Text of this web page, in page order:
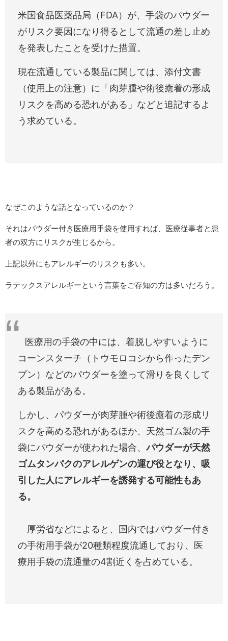
米国食品医薬品局（FDA）が、手袋のパウダー
がリスク要因になり得るとして流通の差し止め
を発表したことを受けた措置。
現在流通している製品に関しては、添付文書
（使用上の注意）に「肉芽腫や術後癒着の形成
リスクを高める恐れがある」などと追記するよ
う求めている。
なぜこのような話となっているのか？
それはパウダー付き医療用手袋を使用すれば、医療従事者と患
者の双方にリスクが生じるから。
上記以外にもアレルギーのリスクも多い。
ラテックスアレルギーという言葉をご存知の方は多いだろう。
医療用の手袋の中には、着脱しやすいように
コーンスターチ（トウモロコシから作ったデン
プン）などのパウダーを塗って滑りを良くして
ある製品がある。
しかし、パウダーが肉芽腫や術後癒着の形成リ
スクを高める恐れがあるほか、天然ゴム製の手
袋にパウダーが使われた場合、パウダーが天然
ゴムタンパクのアレルゲンの運び役となり、吸
引した人にアレルギーを誘発する可能性もあ
る。
厚労省などによると、国内ではパウダー付き
の手術用手袋が20種類程度流通しており、医
療用手袋の流通量の4割近くを占めている。